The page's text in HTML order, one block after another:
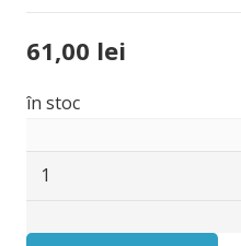
61,00 lei
în stoc
Cantitate